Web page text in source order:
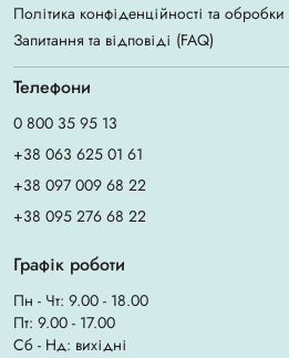
Політика конфіденційності та
Запитання та відповіді (FAQ)
Телефони
0 800 35 95 13
+38 063 625 01 61
+38 097 009 68 22
+38 095 276 68 22
Графік роботи
Пн - Чт: 9.00 - 18.00
Пт: 9.00 - 17.00
Сб - Нд: вихідні